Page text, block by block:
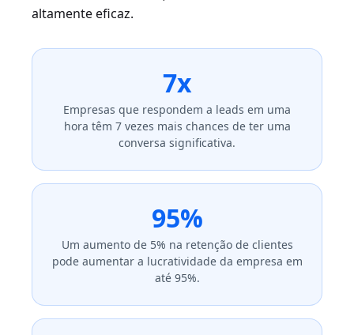
altamente eficaz.
7x
Empresas que respondem a leads em uma
hora têm 7 vezes mais chances de ter uma
conversa significativa.
95%
Um aumento de 5% na retenção de clientes
pode aumentar a lucratividade da empresa em
até 95%.